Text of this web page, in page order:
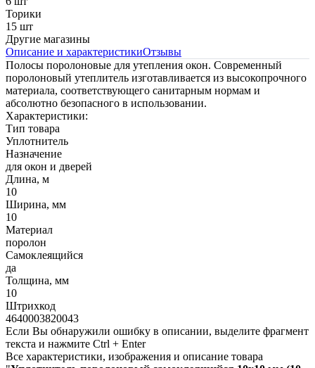
Торики
15 шт
Другие магазины
Описание и характеристикиОтзывы
Полосы поролоновые для утепления окон. Современный
поролоновый утеплитель изготавливается из высокопрочного
материала, соответствующего санитарным нормам и
абсолютно безопасного в использовании.
Характеристики:
Тип товара
Уплотнитель
Назначение
для окон и дверей
Длина, м
10
Ширина, мм
10
Материал
поролон
Самоклеящийся
да
Толщина, мм
10
Штрихкод
4640003820043
Если Вы обнаружили ошибку в описании, выделите фрагмент
текста и нажмите Ctrl + Enter
Все характеристики, изображения и описание товара